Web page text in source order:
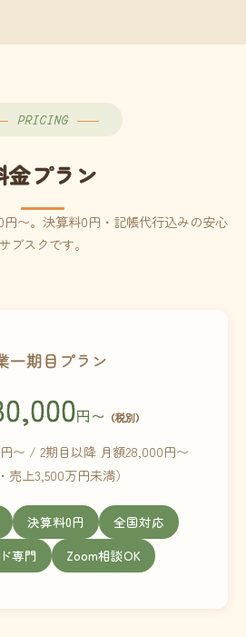
PRICING
金プラン
〜。決算料0円・記帳代行込みの安心
サブスクです。
一期目プラン
円〜 （税別）
〜 / 2期目以降 月額28,000円〜
売上3,500万円未満）
決算料0円
全国対応
専門
Zoom相談OK